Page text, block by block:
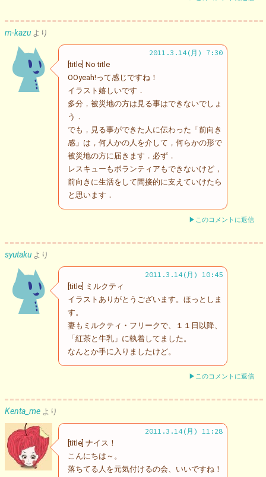
m-kazu より
2011.3.14(月) 7:30
[title] No title
OOyeah!って感じですね！
イラスト嬉しいです．
多分，被災地の方は見る事はできないでしょ
う．
でも，見る事ができた人に伝わった「前向き
感」は，何人かの人を介して，何らかの形で
被災地の方に届きます．必ず．
レスキューもボランティアもできないけど，
前向きに生活をして間接的に支えていけたら
と思います．
▶このコメントに返信
syutaku より
2011.3.14(月) 10:45
[title] ミルクティ
イラストありがとうございます。ほっとしま
す。
妻もミルクティ・フリークで、１１日以降、
「紅茶と牛乳」に執着してました。
なんとか手に入りましたけど。
▶このコメントに返信
Kenta_me より
2011.3.14(月) 11:28
[title] ナイス！
こんにちは～。
落ちてる人を元気付けるの会、いいですね！